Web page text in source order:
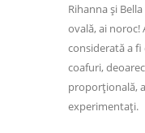
Rihanna și
ovală, ai noroc!
considerată a
coafuri,
proporțională,
experimentați.